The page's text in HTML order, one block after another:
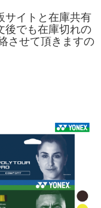
サイトと在庫共有
後でも在庫切れの
させて頂きますの